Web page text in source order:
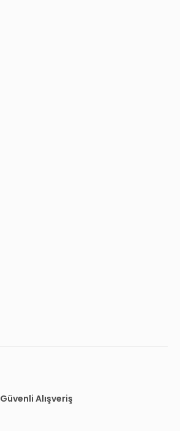
Güvenli Alışveriş